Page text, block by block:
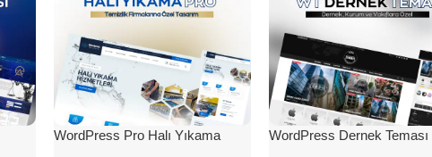
WordPress Pro Halı Yıkama
WordPress Dernek Teması